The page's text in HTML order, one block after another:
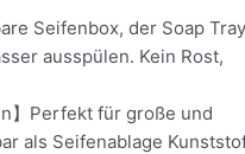
Seifenbox, der Soap Tray
ausspülen. Kein Rost,
】Perfekt für große und
als Seifenablage